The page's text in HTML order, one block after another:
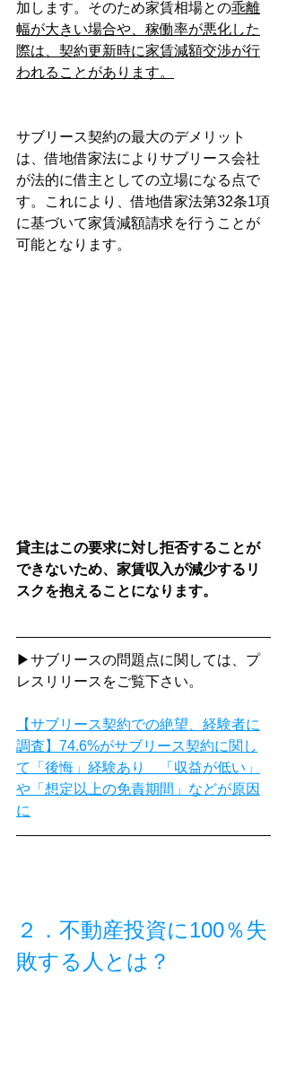
加します。そのため家賃相場との乖離
幅が大きい場合や、稼働率が悪化した
際は、契約更新時に家賃減額交渉が行
われることがあります。
サブリース契約の最大のデメリット
は、借地借家法によりサブリース会社
が法的に借主としての立場になる点で
す。これにより、借地借家法第32条1項
に基づいて家賃減額請求を行うことが
可能となります。
貸主はこの要求に対し拒否することが
できないため、家賃収入が減少するリ
スクを抱えることになります。
▶サブリースの問題点に関しては、プ
レスリリースをご覧下さい。
【サブリース契約での絶望、経験者に
調査】74.6%がサブリース契約に関し
て「後悔」経験あり　「収益が低い」
や「想定以上の免責期間」などが原因
に
２．不動産投資に100％失
敗する人とは？